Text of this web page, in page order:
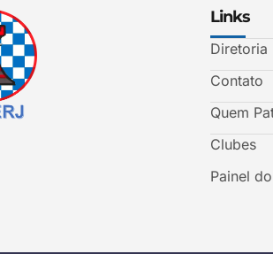
Links
Diretoria
Contato
Quem
Clubes
Painel